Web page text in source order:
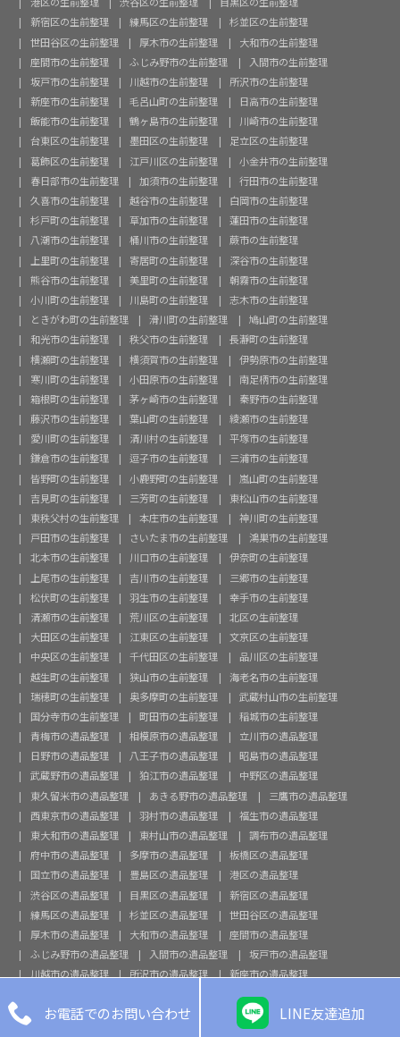
新宿区の生前整理
練馬区の生前整理
杉並区の生前整理
世田谷区の生前整理
厚木市の生前整理
大和市の生前整理
座間市の生前整理
ふじみ野市の生前整理
入間市の生前整理
坂戸市の生前整理
川越市の生前整理
所沢市の生前整理
新座市の生前整理
毛呂山町の生前整理
日高市の生前整理
飯能市の生前整理
鶴ヶ島市の生前整理
川崎市の生前整理
台東区の生前整理
墨田区の生前整理
足立区の生前整理
葛飾区の生前整理
江戸川区の生前整理
小金井市の生前整理
春日部市の生前整理
加須市の生前整理
行田市の生前整理
久喜市の生前整理
越谷市の生前整理
白岡市の生前整理
杉戸町の生前整理
草加市の生前整理
蓮田市の生前整理
八潮市の生前整理
桶川市の生前整理
蕨市の生前整理
上里町の生前整理
寄居町の生前整理
深谷市の生前整理
熊谷市の生前整理
美里町の生前整理
朝霧市の生前整理
小川町の生前整理
川島町の生前整理
志木市の生前整理
ときがわ町の生前整理
滑川町の生前整理
鳩山町の生前整理
和光市の生前整理
秩父市の生前整理
長瀞町の生前整理
横瀬町の生前整理
横須賀市の生前整理
伊勢原市の生前整理
寒川町の生前整理
小田原市の生前整理
南足柄市の生前整理
箱根町の生前整理
茅ヶ崎市の生前整理
秦野市の生前整理
藤沢市の生前整理
葉山町の生前整理
綾瀬市の生前整理
愛川町の生前整理
清川村の生前整理
平塚市の生前整理
鎌倉市の生前整理
逗子市の生前整理
三浦市の生前整理
皆野町の生前整理
小鹿野町の生前整理
嵐山町の生前整理
吉見町の生前整理
三芳町の生前整理
東松山市の生前整理
東秩父村の生前整理
本庄市の生前整理
神川町の生前整理
戸田市の生前整理
さいたま市の生前整理
鴻巣市の生前整理
北本市の生前整理
川口市の生前整理
伊奈町の生前整理
上尾市の生前整理
吉川市の生前整理
三郷市の生前整理
松伏町の生前整理
羽生市の生前整理
幸手市の生前整理
清瀬市の生前整理
荒川区の生前整理
北区の生前整理
大田区の生前整理
江東区の生前整理
文京区の生前整理
中央区の生前整理
千代田区の生前整理
品川区の生前整理
越生町の生前整理
狭山市の生前整理
海老名市の生前整理
瑞穂町の生前整理
奥多摩町の生前整理
武蔵村山市の生前整理
国分寺市の生前整理
町田市の生前整理
稲城市の生前整理
青梅市の遺品整理
相模原市の遺品整理
立川市の遺品整理
日野市の遺品整理
八王子市の遺品整理
昭島市の遺品整理
武蔵野市の遺品整理
狛江市の遺品整理
中野区の遺品整理
東久留米市の遺品整理
あきる野市の遺品整理
三鷹市の遺品整理
西東京市の遺品整理
羽村市の遺品整理
福生市の遺品整理
東大和市の遺品整理
東村山市の遺品整理
調布市の遺品整理
府中市の遺品整理
多摩市の遺品整理
板橋区の遺品整理
国立市の遺品整理
豊島区の遺品整理
港区の遺品整理
渋谷区の遺品整理
目黒区の遺品整理
新宿区の遺品整理
練馬区の遺品整理
杉並区の遺品整理
世田谷区の遺品整理
厚木市の遺品整理
大和市の遺品整理
座間市の遺品整理
ふじみ野市の遺品整理
入間市の遺品整理
坂戸市の遺品整理
川越市の遺品整理
所沢市の遺品整理
新座市の遺品整理
飯能市の遺品整理
鶴ヶ島市の遺品整理
川崎市の遺品整理
台東区の遺品整理
葛飾区の遺品整理
 お電話でのお問い合わせ LINE友達追加